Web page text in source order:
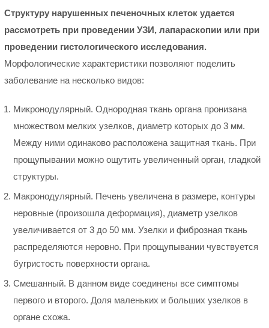
Структуру нарушенных печеночных клеток удается
рассмотреть при проведении УЗИ, лапараскопии или при
проведении гистологического исследования.
Морфологические характеристики позволяют поделить
заболевание на несколько видов:
Микронодулярный. Однородная ткань органа пронизана
множеством мелких узелков, диаметр которых до 3 мм.
Между ними одинаково расположена защитная ткань. При
прощупывании можно ощутить увеличенный орган, гладкой
структуры.
Макронодулярный. Печень увеличена в размере, контуры
неровные (произошла деформация), диаметр узелков
увеличивается от 3 до 50 мм. Узелки и фиброзная ткань
распределяются неровно. При прощупывании чувствуется
бугристость поверхности органа.
Смешанный. В данном виде соединены все симптомы
первого и второго. Доля маленьких и больших узелков в
органе схожа.